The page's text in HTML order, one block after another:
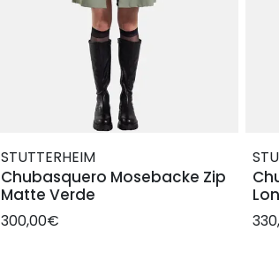
STUTTERHEIM
Chubasquero Mosebacke Zip
Matte Verde
300,00€